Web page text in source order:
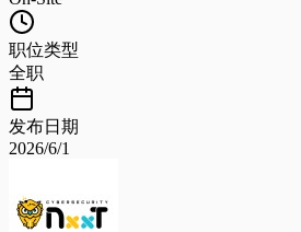
职位类型
全职
发布日期
2026/6/1